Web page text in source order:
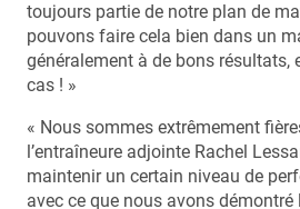
toujours partie de notre plan de
pouvons faire cela bien dans un
généralement à de bons résultats,
cas ! »
« Nous sommes extrêmement
l’entraîneure adjointe Rachel
maintenir un certain niveau de
avec ce que nous avons démontré